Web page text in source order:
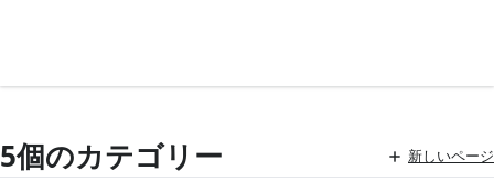
5個のカテゴリー 新しいページ